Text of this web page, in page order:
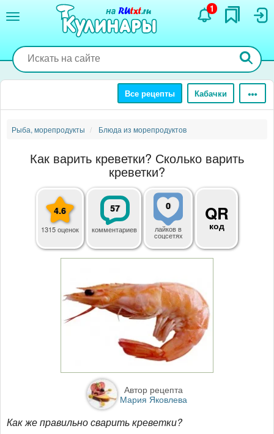
содержанию
1
Все рецепты Кабачки
Рыба, морепродукты Блюда из морепродуктов
Как варить креветки? Сколько варить
креветки?
4.6
1315 оценок
57
комментариев
0
лайковв
соцсетях
QR
код
Автор рецепта
Мария Яковлева
Как же правильно сварить креветки?